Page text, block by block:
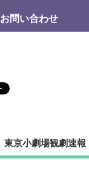
お問い合わせ
東京小劇場観劇速報